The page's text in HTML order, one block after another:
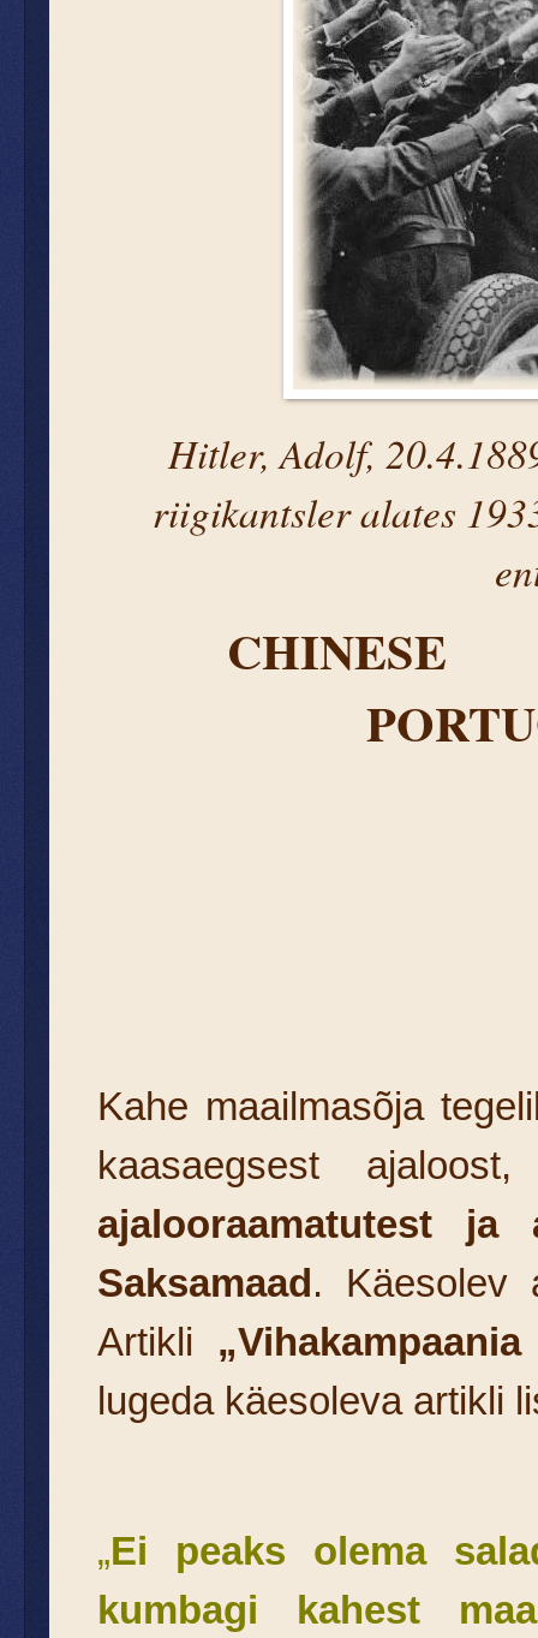
Hitler, Adolf,
riigikantsler alates
CHINESE
Kahe maailmasõja
kaasaegsest
ajalooraamatutest ja
Saksamaad. Käesolev
Artikli
lugeda käesoleva artikli
„Ei peaks olema
kumbagi kahest